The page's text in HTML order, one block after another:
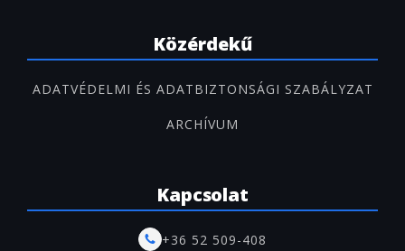
Közérdekű
ADATVÉDELMI ÉS ADATBIZTONSÁGI SZABÁLYZAT
ARCHÍVUM
Kapcsolat
+36 52 509-408